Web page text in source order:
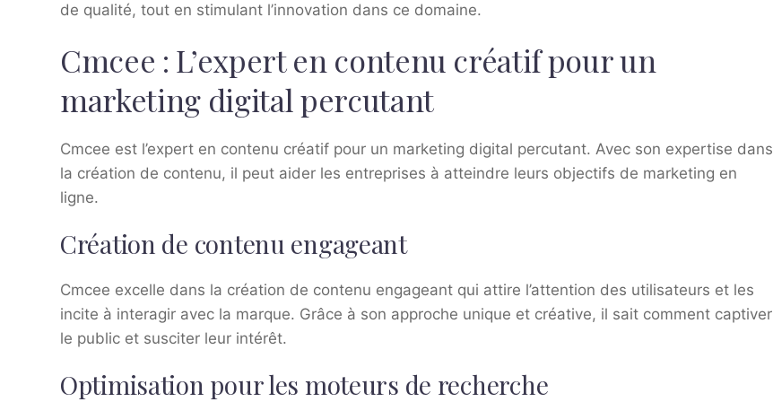
de qualité, tout en stimulant l’innovation dans ce domaine.
Cmcee : L’expert en contenu créatif pour un
marketing digital percutant
Cmcee est l’expert en contenu créatif pour un marketing digital percutant. Avec son expertise dans
la création de contenu, il peut aider les entreprises à atteindre leurs objectifs de marketing en
ligne.
Création de contenu engageant
Cmcee excelle dans la création de contenu engageant qui attire l’attention des utilisateurs et les
incite à interagir avec la marque. Grâce à son approche unique et créative, il sait comment captiver
le public et susciter leur intérêt.
Optimisation pour les moteurs de recherche